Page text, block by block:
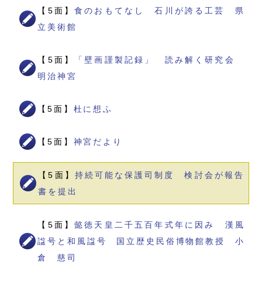
【5面】食のおもてなし 石川が誇る工芸 県
立美術館
【5面】
「壁画謹製記録」 読み解く研究会
明治神宮
【5面】 杜に想ふ
【5面】 神宮だより
【5面】 持続可能な保護司制度 検討会が報告
書を提出
【5面】懿徳天皇二千五百年式年に因み 漢風
諡号と和風諡号 国立歴史民俗博物館教授 小
倉 慈司